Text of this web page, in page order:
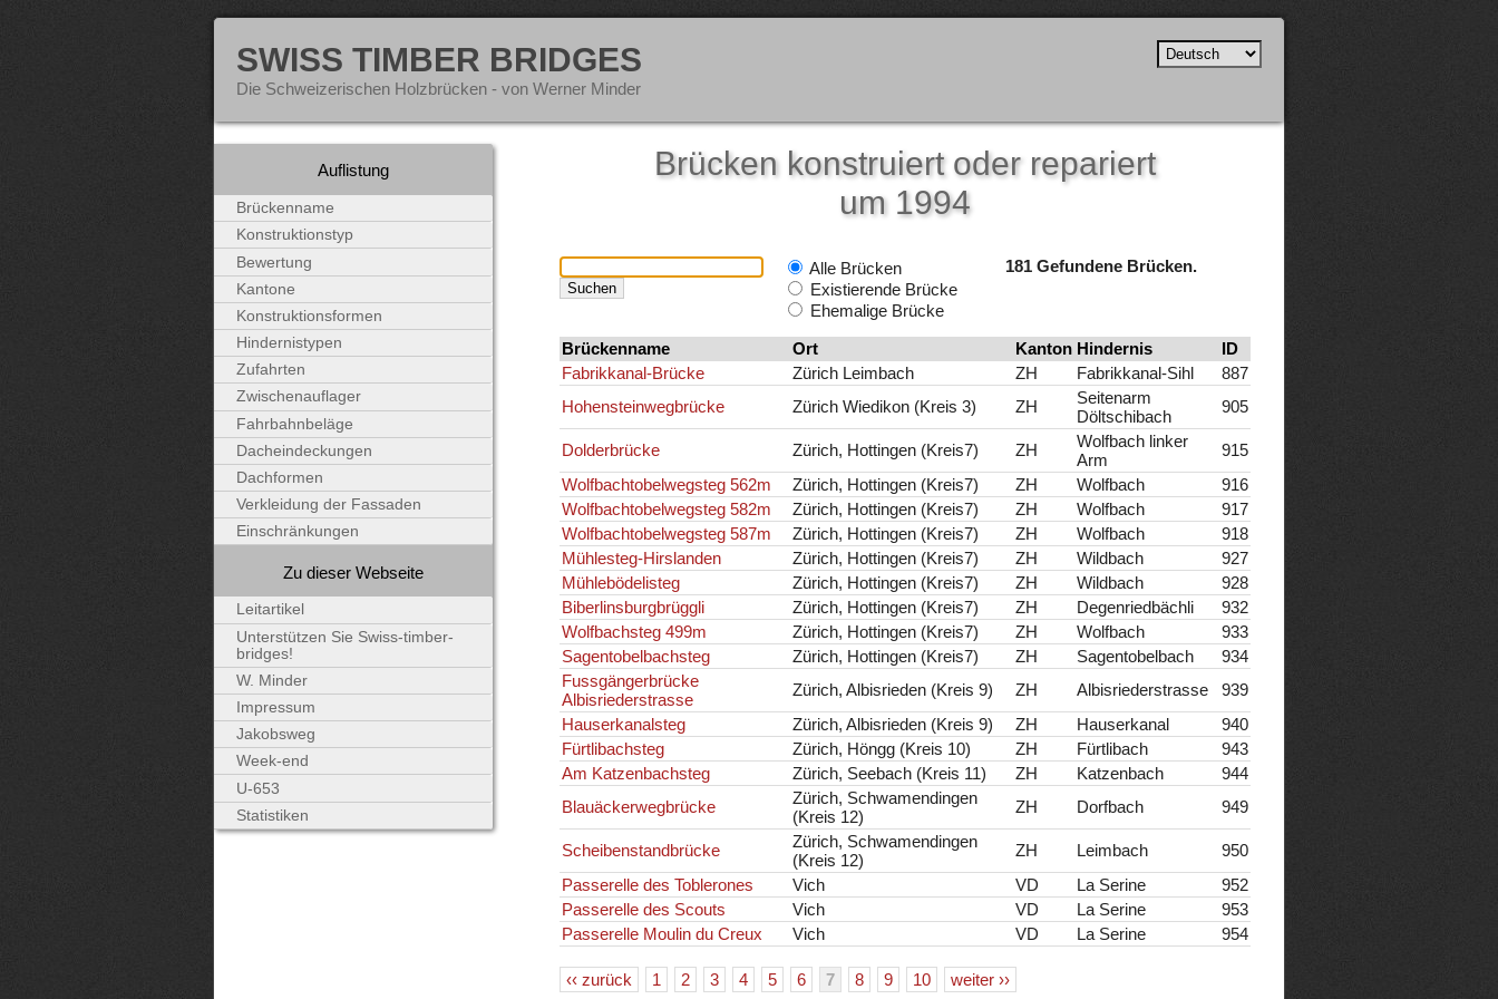
SWISS TIMBER BRIDGES
Die Schweizerischen Holzbrücken - von Werner Minder
Brücken konstruiert oder repariert
um 1994
Alle Brücken
Existierende Brücke
Ehemalige Brücke
181 Gefundene Brücken.
Brückenname Ort Kanton Hindernis
ID
Fabrikkanal-Brücke
Zürich Leimbach ZH Fabrikkanal-Sihl
887
Hohensteinwegbrücke
Zürich Wiedikon (Kreis 3) ZH
Seitenarm
Döltschibach
905
Dolderbrücke Zürich, Hottingen (Kreis7) ZH
Wolfbach linker
Arm
915
Wolfbachtobelwegsteg 562m
Zürich, Hottingen (Kreis7) ZH Wolfbach
916
Wolfbachtobelwegsteg 582m
Zürich, Hottingen (Kreis7) ZH Wolfbach
917
Wolfbachtobelwegsteg 587m
Zürich, Hottingen (Kreis7) ZH Wolfbach
918
Mühlesteg-Hirslanden
Zürich, Hottingen (Kreis7) ZH Wildbach
927
Mühlebödelisteg
Zürich, Hottingen (Kreis7) ZH Wildbach
928
Biberlinsburgbrüggli
Zürich, Hottingen (Kreis7) ZH Degenriedbächli
932
Wolfbachsteg 499m
Zürich, Hottingen (Kreis7) ZH Wolfbach
933
Sagentobelbachsteg
Zürich, Hottingen (Kreis7) ZH Sagentobelbach
934
Fussgängerbrücke
Albisriederstrasse
Zürich, Albisrieden (Kreis 9) ZH Albisriederstrasse
939
Hauserkanalsteg
Zürich, Albisrieden (Kreis 9) ZH Hauserkanal
940
Fürtlibachsteg
Zürich, Höngg (Kreis 10) ZH Fürtlibach
943
Am Katzenbachsteg
Zürich, Seebach (Kreis 11) ZH Katzenbach
944
Blauäckerwegbrücke
Zürich, Schwamendingen
(Kreis 12)
ZH Dorfbach 949
Scheibenstandbrücke
Zürich, Schwamendingen
(Kreis 12)
ZH Leimbach
950
Passerelle des Toblerones
Vich VD La Serine
952
Passerelle des Scouts
Vich VD La Serine
953
Passerelle Moulin du Creux
Vich VD La Serine 954
‹‹ zurück 1 2 3 4 5 6 7 8 9 10 weiter ››
Auflistung
Brückenname
Konstruktionstyp
Bewertung
Kantone
Konstruktionsformen
Hindernistypen
Zufahrten
Zwischenauflager
Fahrbahnbeläge
Dacheindeckungen
Dachformen
Verkleidung der Fassaden
Einschränkungen
Zu dieser Webseite
Leitartikel
Unterstützen Sie Swiss-timber-
bridges!
W. Minder
Impressum
Jakobsweg
Week-end
U-653
Statistiken